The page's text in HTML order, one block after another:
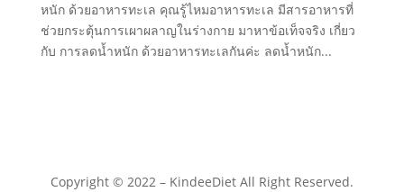
หนัก ด้วยอาหารทะเล คุณรู้ไหมอาหารทะเล มีสารอาหารที่
ช่วยกระตุ้นการเผาผลาญในร่างกาย มาหาข้อเท็จจริง เกี่ยว
กับ การลดน้ำหนัก ด้วยอาหารทะเลกันค่ะ ลดน้ำหนัก...
Copyright © 2022 – KindeeDiet All Right Reserved.